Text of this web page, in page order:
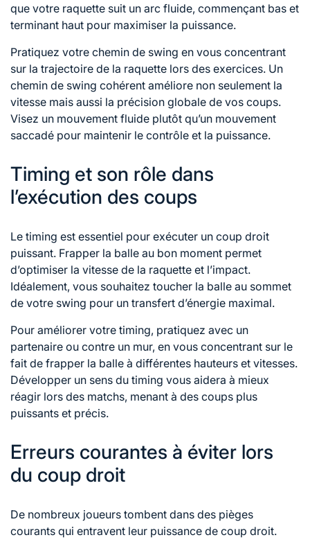
que votre raquette suit un arc fluide, commençant bas et
terminant haut pour maximiser la puissance.
Pratiquez votre chemin de swing en vous concentrant
sur la trajectoire de la raquette lors des exercices. Un
chemin de swing cohérent améliore non seulement la
vitesse mais aussi la précision globale de vos coups.
Visez un mouvement fluide plutôt qu’un mouvement
saccadé pour maintenir le contrôle et la puissance.
Timing et son rôle dans
l’exécution des coups
Le timing est essentiel pour exécuter un coup droit
puissant. Frapper la balle au bon moment permet
d’optimiser la vitesse de la raquette et l’impact.
Idéalement, vous souhaitez toucher la balle au sommet
de votre swing pour un transfert d’énergie maximal.
Pour améliorer votre timing, pratiquez avec un
partenaire ou contre un mur, en vous concentrant sur le
fait de frapper la balle à différentes hauteurs et vitesses.
Développer un sens du timing vous aidera à mieux
réagir lors des matchs, menant à des coups plus
puissants et précis.
Erreurs courantes à éviter lors
du coup droit
De nombreux joueurs tombent dans des pièges
courants qui entravent leur puissance de coup droit.